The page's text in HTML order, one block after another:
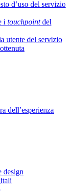
d’uso del servizio
i touchpointdel
utente del servizio
dell’esperienza
design